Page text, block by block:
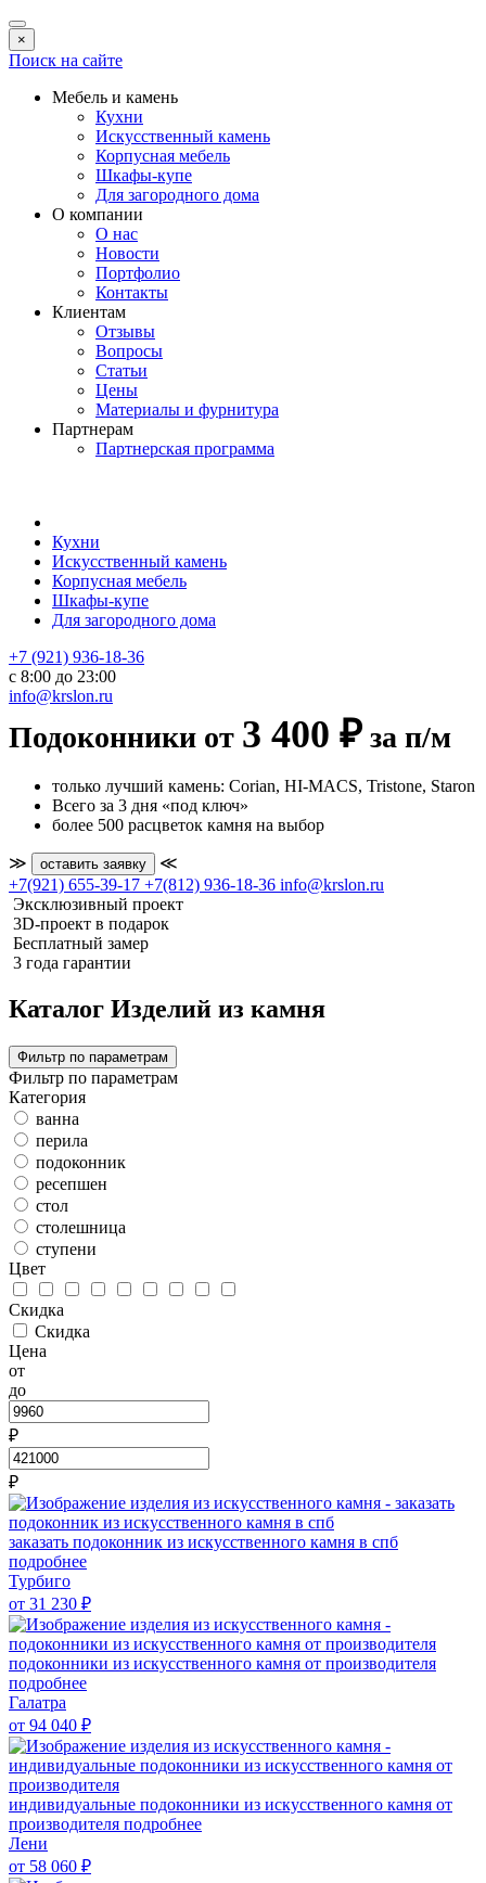
×
Поиск на сайте
Мебель и камень
Кухни
Искусственный камень
Корпусная мебель
Шкафы-купе
Для загородного дома
О компании
О нас
Новости
Портфолио
Контакты
Клиентам
Отзывы
Вопросы
Статьи
Цены
Материалы и фурнитура
Партнерам
Партнерская программа
Кухни
Искусственный камень
Корпусная мебель
Шкафы-купе
Для загородного дома
+7 (921) 936-18-36
с 8:00 до 23:00
info@krslon.ru
Подоконники от 3 400 ₽ за п/м
только лучший камень: Corian, HI-MACS, Tristone, Staron
Всего за 3 дня «под ключ»
более 500 расцветок камня на выбор
≫ оставить заявку
≪
+7(921) 655-39-17 +7(812) 936-18-36 info@krslon.ru
Эксклюзивный проект
3D-проект в подарок
Бесплатный замер
3 года гарантии
Каталог Изделий из камня
Фильтр по параметрам
Фильтр по параметрам
Категория
ванна
перила
подоконник
ресепшен
стол
столешница
ступени
Цвет
Скидка
Скидка
Цена
от
до
₽
₽
заказать подоконник из искусственного камня в спб
подробнее
Турбиго
от 31 230 ₽
подоконники из искусственного камня от производителя
подробнее
Галатра
от 94 040 ₽
индивидуальные подоконники из искусственного камня от
производителя подробнее
Лени
от 58 060 ₽